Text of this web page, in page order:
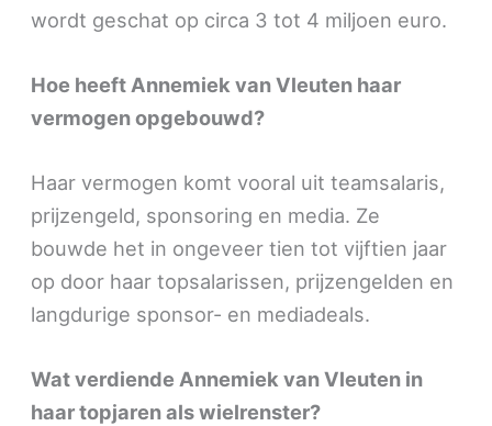
wordt geschat op circa 3 tot 4 miljoen euro.
Hoe heeft Annemiek van Vleuten haar
vermogen opgebouwd?
Haar vermogen komt vooral uit teamsalaris,
prijzengeld, sponsoring en media. Ze
bouwde het in ongeveer tien tot vijftien jaar
op door haar topsalarissen, prijzengelden en
langdurige sponsor- en mediadeals.
Wat verdiende Annemiek van Vleuten in
haar topjaren als wielrenster?